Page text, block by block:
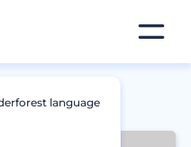
language